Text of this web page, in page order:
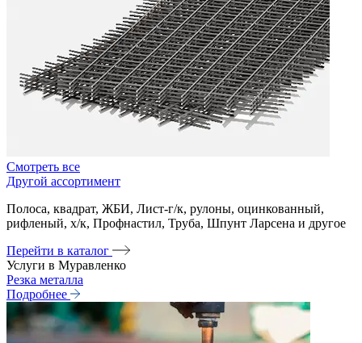
Смотреть все
Другой ассортимент
Полоса, квадрат, ЖБИ, Лист-г/к, рулоны, оцинкованный,
рифленый, х/к, Профнастил, Труба, Шпунт Ларсена и другое
Перейти в каталог
Услуги в Муравленко
Резка металла
Подробнее